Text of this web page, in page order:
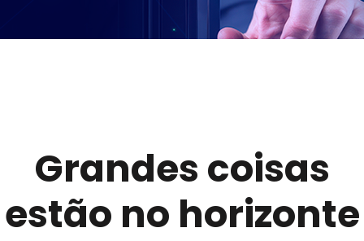
Grandes coisas
estão no horizonte